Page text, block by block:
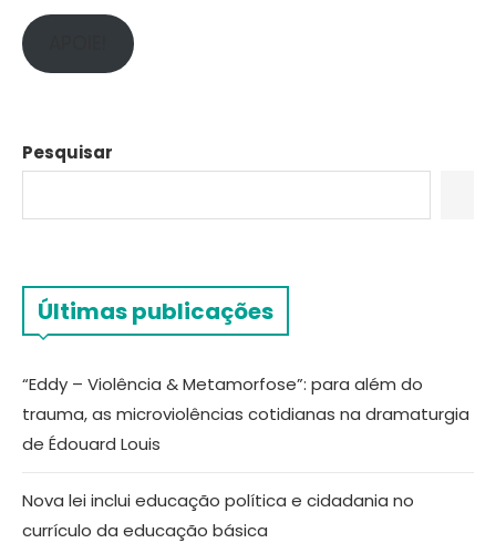
Pesquisar
Últimas publicações
“Eddy – Violência & Metamorfose”: para além do
trauma, as microviolências cotidianas na dramaturgia
de Édouard Louis
Nova lei inclui educação política e cidadania no
currículo da educação básica